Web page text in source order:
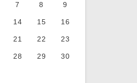
7 8 9
14 15 16
21 22 23
28 29 30